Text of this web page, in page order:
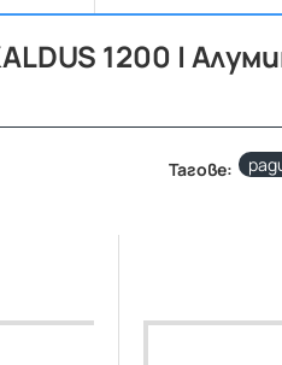
1200 |
Тагове: